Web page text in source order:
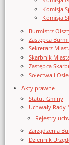
Komisja
Komisja
Burmistrz
Zastępca
Sekretarz
Skarbnik
Zastępca
Sołectwa i
Akty prawne
Statut Gminy
Uchwały Rady
Rejestry
Zarządzenia
Dziennik